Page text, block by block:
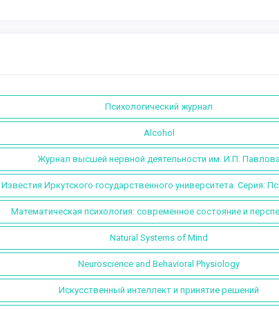
Психологический журнал
Alcohol
Журнал высшей нервной деятельности им. И.П. Павлова
Известия Иркутского государственного университета. Серия:
Математическая психология: современное состояние и
Natural Systems of Mind
Neuroscience and Behavioral Physiology
Искусственный интеллект и принятие решений